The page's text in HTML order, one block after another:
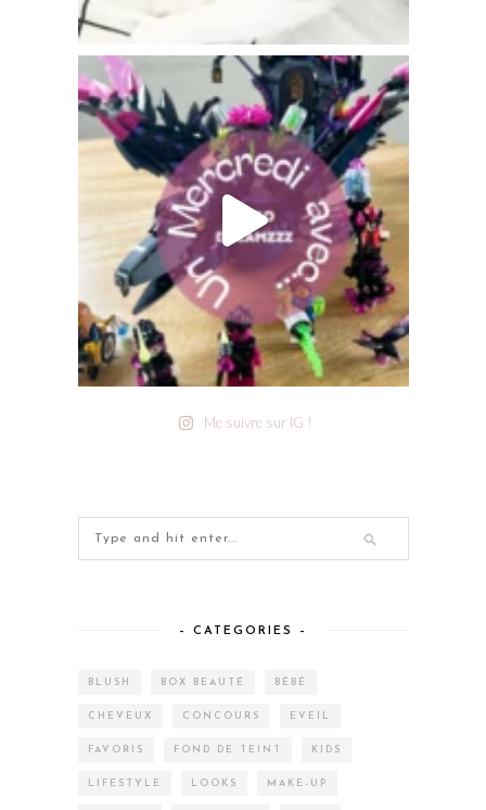
Me suivre sur IG !
– CATEGORIES –
BLUSH BOX BEAUTÉ BÉBÉ
CHEVEUX CONCOURS EVEIL
FAVORIS FOND DE TEINT KIDS
LIFESTYLE LOOKS MAKE-UP